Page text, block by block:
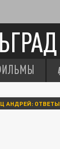
АНДРЕЙ: ОТВЕТЫ